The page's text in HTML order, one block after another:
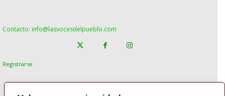
Contacto: info@lasvocesdelpueblo.com
Registrarse